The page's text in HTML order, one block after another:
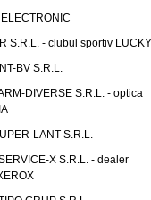
S.R.L. - clubul sportiv
BV S.R.L.
DIVERSE S.R.L. - optica
LANT S.R.L.
X S.R.L. - dealer